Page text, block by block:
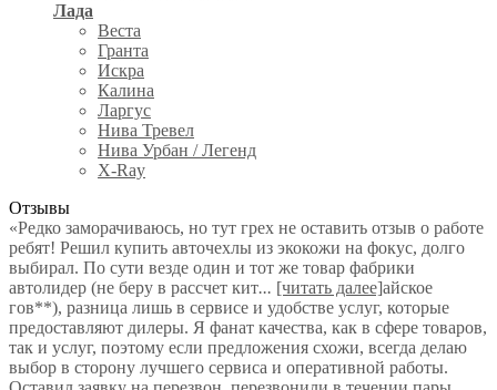
Лада
Веста
Гранта
Искра
Калина
Ларгус
Нива Тревел
Нива Урбан / Легенд
X-Ray
Отзывы
«Редко заморачиваюсь, но тут грех не оставить отзыв о работе
ребят! Решил купить авточехлы из экокожи на фокус, долго
выбирал. По сути везде один и тот же товар фабрики
автолидер (не беру в рассчет кит... [читать далее]айское
гов**), разница лишь в сервисе и удобстве услуг, которые
предоставляют дилеры. Я фанат качества, как в сфере товаров,
так и услуг, поэтому если предложения схожи, всегда делаю
выбор в сторону лучшего сервиса и оперативной работы.